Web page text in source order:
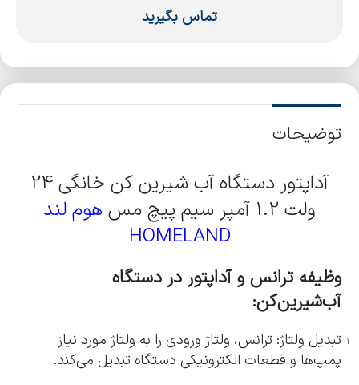
تماس بگیرید
توضیحات
آداپتور دستگاه آب شیرین کن خانگی 24
ولت 1.2 آمپر سیم پیچ مس
هوم لند
HOMELAND
وظیفه ترانس و آداپتور در دستگاه
آب‌شیرین‌کن:
تبدیل ولتاژ: ترانس، ولتاژ ورودی را به ولتاژ مورد نیاز
پمپ‌ها و قطعات الکترونیکی دستگاه تبدیل می‌کند.